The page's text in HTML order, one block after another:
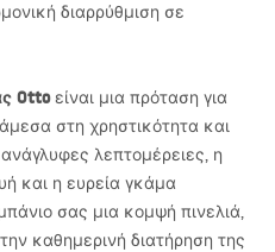
διαρρύθμιση σε
Ottoείναι μια πρόταση για
στη χρηστικότητα και
λεπτομέρειες, η
και η ευρεία γκάμα
σας μια κομψή πινελιά,
καθημερινή διατήρηση της